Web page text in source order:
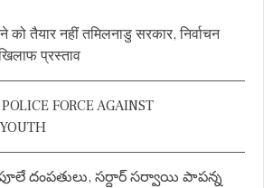
गा
म
म
तैयार नहीं तमिलनाडु सरकार, निर्वाचन
प्रस्ताव
FORCE AGAINST
దంపతులు, సర్దార్ సర్వాయి పాపన్న